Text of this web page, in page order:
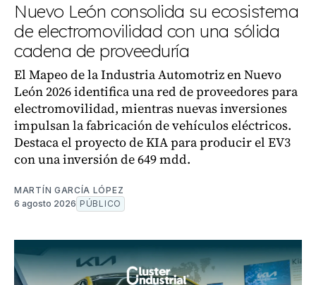
Nuevo León consolida su ecosistema
de electromovilidad con una sólida
cadena de proveeduría
El Mapeo de la Industria Automotriz en Nuevo
León 2026 identifica una red de proveedores para
electromovilidad, mientras nuevas inversiones
impulsan la fabricación de vehículos eléctricos.
Destaca el proyecto de KIA para producir el EV3
con una inversión de 649 mdd.
MARTÍN GARCÍA LÓPEZ
6 agosto 2026 PÚBLICO